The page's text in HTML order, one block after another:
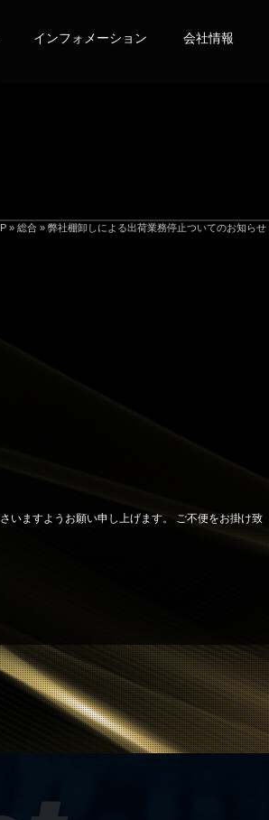
インフォメーション 会社情報
» 総合 » 弊社棚卸しによる出荷業務停止ついてのお知らせ
いますようお願い申し上げます。 ご不便をお掛け致